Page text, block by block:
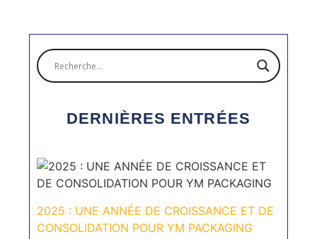
DERNIÈRES ENTRÉES
2025 : UNE ANNÉE DE CROISSANCE ET DE
CONSOLIDATION POUR YM PACKAGING